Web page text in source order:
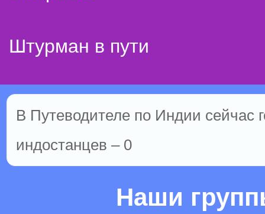
Штурман в пути
В Путеводителе по Индии сейчас
индостанцев – 0
Наши